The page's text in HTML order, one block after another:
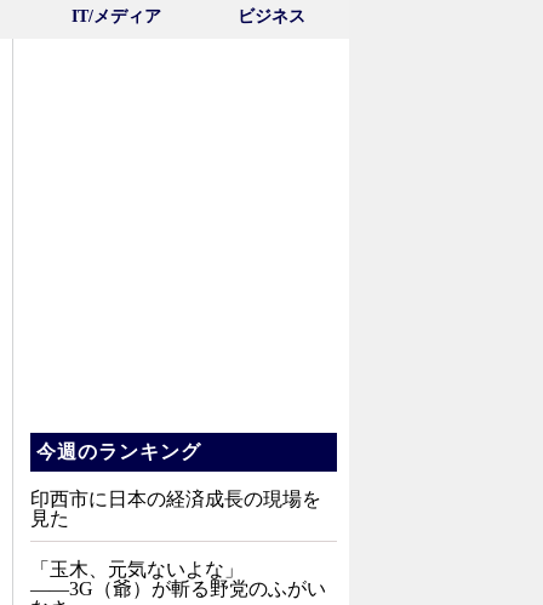
IT/メディア ビジネス
今週のランキング
印西市に日本の経済成長の現場を
見た
「玉木、元気ないよな」
――3G（爺）が斬る野党のふがい